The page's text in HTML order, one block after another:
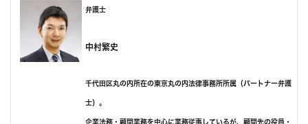
ば最後までスムーズに戦えると思います。
報告書も弁護士用と自分用の2冊用意して頂けました。
弁護士
中村繁史
千代田区丸の内所在の東京丸の内法律事務所所属（パートナー弁護
士）。
企業法務・顧問業務を中心に業務従事しているが、顧問先の役員・